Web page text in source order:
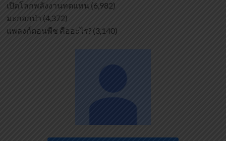
เปิดโลกพลังงานทดแทน (6,982)
มะกอกป่า (4,372)
แพลงก์ตอนพืช คืออะไร? (3,140)